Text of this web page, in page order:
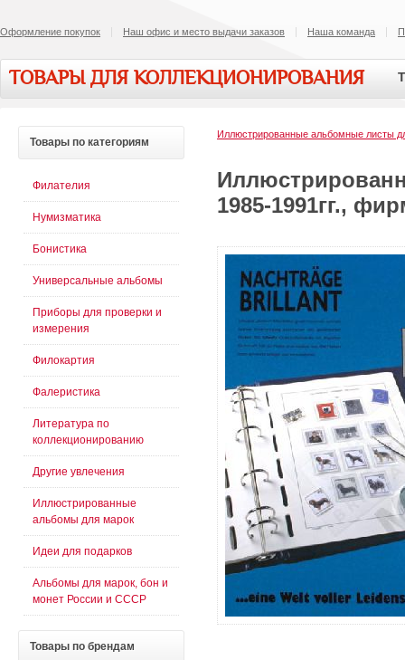
Оформление покупок Наш офис и место выдачи заказов Наша команда
ТОВАРЫ ДЛЯ КОЛЛЕКЦИОНИРОВАНИЯ
Иллюстрированные альбомные листы
1985-1991гг.,
Товары по категориям
Филателия
Нумизматика
Бонистика
Универсальные альбомы
Приборы для проверки и
измерения
Филокартия
Фалеристика
Литература по
коллекционированию
Другие увлечения
Иллюстрированные
альбомы для марок
Идеи для подарков
Альбомы для марок, бон и
монет России и СССР
Товары по брендам